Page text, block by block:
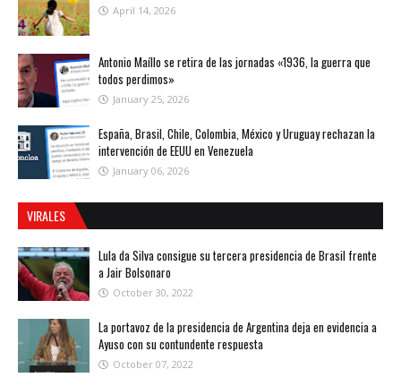
April 14, 2026
Antonio Maíllo se retira de las jornadas «1936, la guerra que
todos perdimos»
January 25, 2026
España, Brasil, Chile, Colombia, México y Uruguay rechazan la
intervención de EEUU en Venezuela
January 06, 2026
VIRALES
Lula da Silva consigue su tercera presidencia de Brasil frente
a Jair Bolsonaro
October 30, 2022
La portavoz de la presidencia de Argentina deja en evidencia a
Ayuso con su contundente respuesta
October 07, 2022